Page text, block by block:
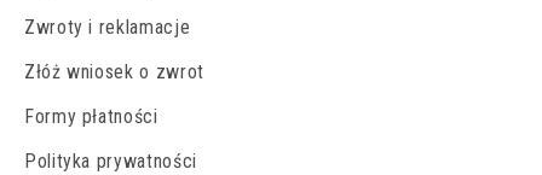
Zwroty i reklamacje
Złóż wniosek o zwrot
Formy płatności
Polityka prywatności